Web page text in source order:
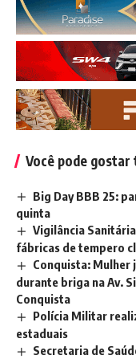
Você pode gostar
Big Day BBB 25:
quinta
Vigilância
fábricas de tempero
Conquista: Mulher
durante briga na Av.
Conquista
Polícia Militar
estaduais
Secretaria de